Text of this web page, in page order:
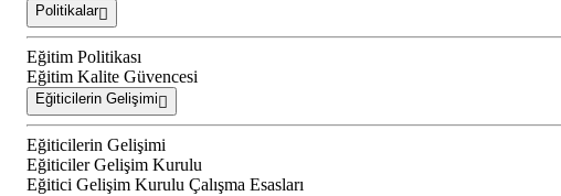
Politikalar
Eğitim Politikası
Eğitim Kalite Güvencesi
Eğiticilerin Gelişimi
Eğiticilerin Gelişimi
Eğiticiler Gelişim Kurulu
Eğitici Gelişim Kurulu Çalışma Esasları